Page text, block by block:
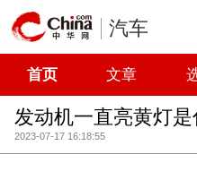
汽车
首页 文章
发动机一直亮黄灯是
2023-07-17 16:18:55